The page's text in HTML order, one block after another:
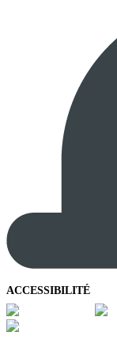
ACCESSIBILITÉ